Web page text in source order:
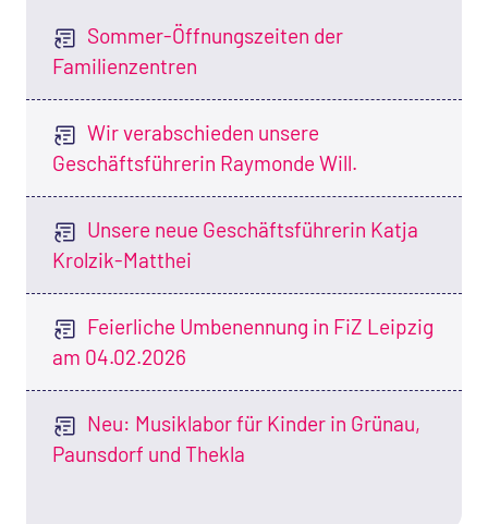
Sommer-Öffnungszeiten der
Familienzentren
Wir verabschieden unsere
Geschäftsführerin Raymonde Will.
Unsere neue Geschäftsführerin Katja
Krolzik-Matthei
Feierliche Umbenennung in FiZ Leipzig
am 04.02.2026
Neu: Musiklabor für Kinder in Grünau,
Paunsdorf und Thekla